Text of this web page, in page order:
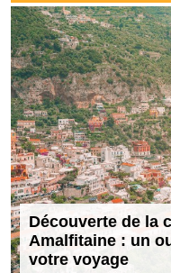
Découverte de la
Amalfitaine : un
votre voyage